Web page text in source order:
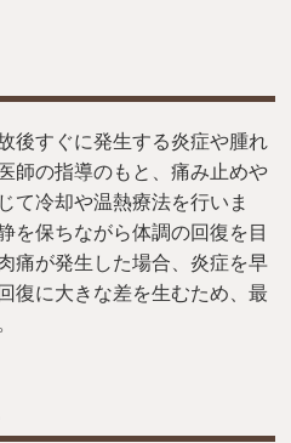
後すぐに発生する炎症や腫れ
師の指導のもと、痛み止めや
て冷却や温熱療法を行いま
を保ちながら体調の回復を目
痛が発生した場合、炎症を早
復に大きな差を生むため、最